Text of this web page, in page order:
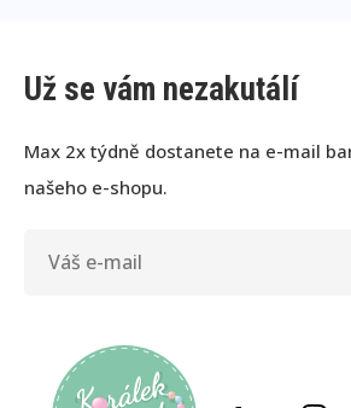
Už se vám nezakutálí
Max 2x týdně dostanete na e-mail
našeho e-shopu.